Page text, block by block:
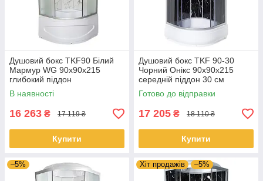
Душовий бокс TKF90 Білий
Мармур WG 90x90x215
глибокий піддон
В наявності
16 263 ₴ 17 119 ₴
Купити
Душовий бокс TKF 90-30
Чорний Онікс 90х90х215
середній піддон 30 см
Готово до відправки
17 205 ₴ 18 110 ₴
Купити
–5% Хіт продажів –5%